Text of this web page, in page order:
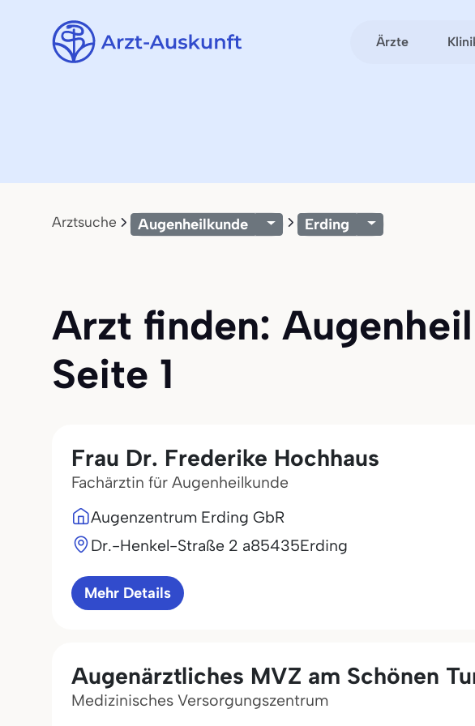
Ärzte
Arztsuche Augenheilkunde Erding
Arzt finden:
Seite 1
Frau Dr. Frederike Hochhaus
Fachärztin für Augenheilkunde
Augenzentrum Erding GbR
Dr.-Henkel-Straße 2 a85435Erding
Mehr Details
Augenärztliches MVZ am Schönen
Medizinisches Versorgungszentrum